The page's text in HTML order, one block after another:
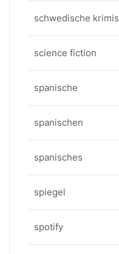
schwedische krimis
science fiction
spanische
spanischen
spanisches
spiegel
spotify